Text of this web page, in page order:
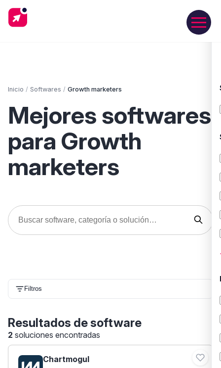
Inicio / Softwares / Growth marketers
Mejores softwares
para Growth
marketers
Filtros
Resultados de software
2 soluciones encontradas
Chartmogul